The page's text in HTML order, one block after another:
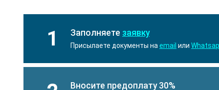
1 Заполняете заявку
Присылаете документы на email или
Вносите предоплату 30%